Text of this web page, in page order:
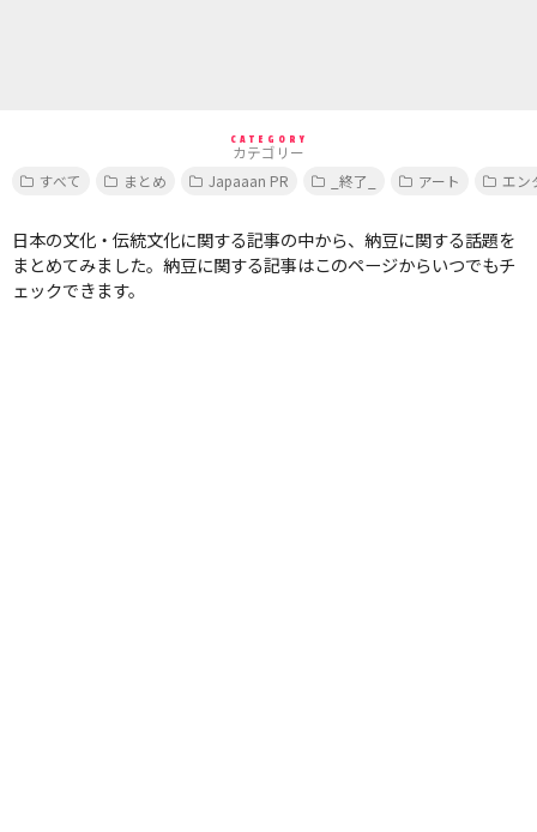
CATEGORY
カテゴリー
すべて
まとめ Japaaan PR _終了_ アート エン
日本の文化・伝統文化に関する記事の中から、納豆に関する話題を
まとめてみました。納豆に関する記事はこのページからいつでもチ
ェックできます。